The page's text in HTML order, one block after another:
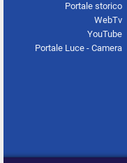
Portale storico
WebTv
YouTube
Portale Luce - Camera